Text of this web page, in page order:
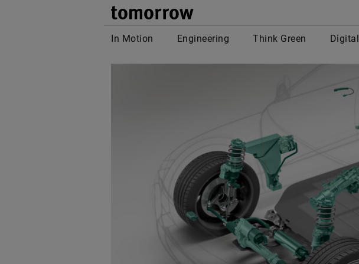
tomorrow
In Motion Engineering Think Green Digital